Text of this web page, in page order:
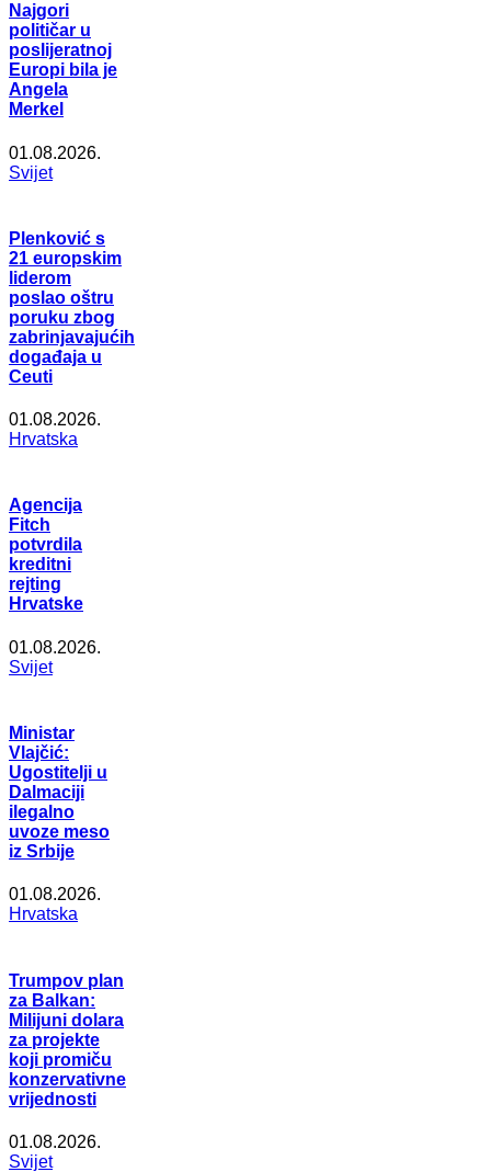
Najgori
političar u
poslijeratnoj
Europi bila je
Angela
Merkel
01.08.2026.
Svijet
Plenković s
21 europskim
liderom
poslao oštru
poruku zbog
zabrinjavajućih
događaja u
Ceuti
01.08.2026.
Hrvatska
Agencija
Fitch
potvrdila
kreditni
rejting
Hrvatske
01.08.2026.
Svijet
Ministar
Vlajčić:
Ugostitelji u
Dalmaciji
ilegalno
uvoze meso
iz Srbije
01.08.2026.
Hrvatska
Trumpov plan
za Balkan:
Milijuni dolara
za projekte
koji promiču
konzervativne
vrijednosti
01.08.2026.
Svijet